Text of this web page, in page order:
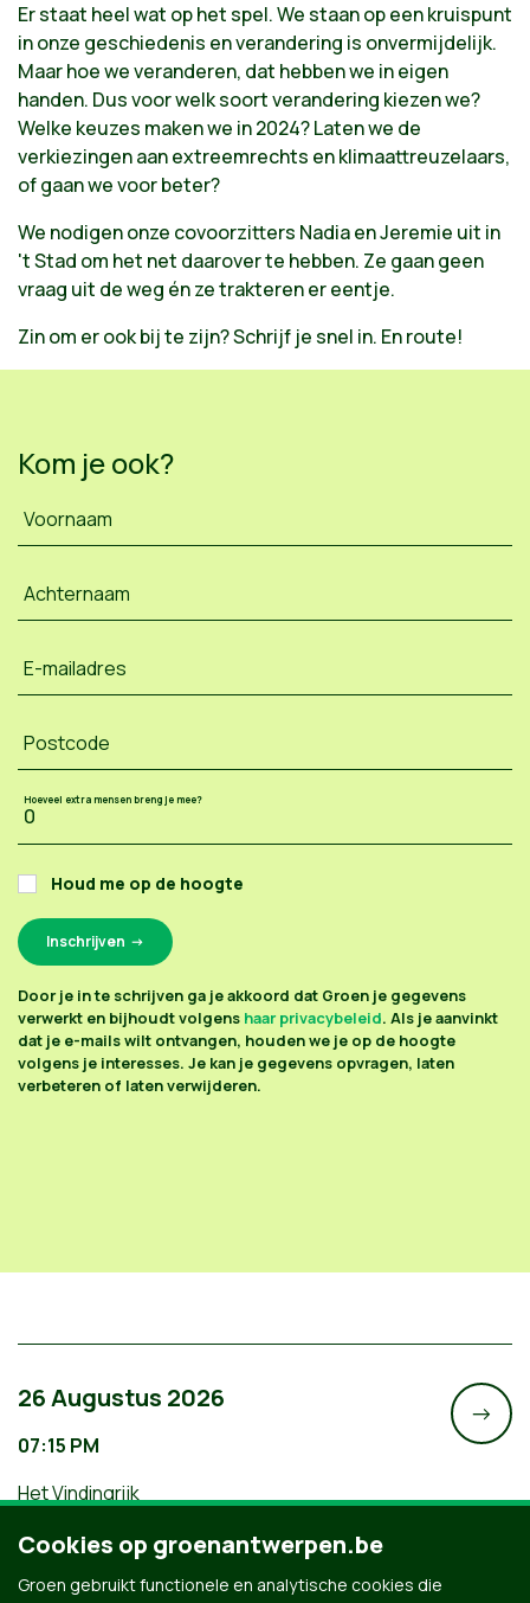
Er staat heel wat op het spel. We staan op een kruispunt
in onze geschiedenis en verandering is onvermijdelijk.
Maar hoe we veranderen, dat hebben we in eigen
handen. Dus voor welk soort verandering kiezen we?
Welke keuzes maken we in 2024?Laten we de
verkiezingen aan extreemrechts en klimaattreuzelaars,
of gaan we voor beter?
We nodigen onze covoorzitters Nadia en Jeremie uit in
't Stad om het net daarover te hebben. Ze gaan geen
vraag uit de weg én ze trakteren er eentje.
Zin om er ook bij te zijn? Schrijf je snel in. En route!
Kom je ook?
Voornaam
Achternaam
E-mailadres
Postcode
Hoeveel extra mensen breng je mee?
Houd me op de hoogte
Door je in te schrijven ga je akkoord dat Groen je gegevens
verwerkt en bijhoudt volgens haar privacybeleid. Als je aanvinkt
dat je e-mails wilt ontvangen, houden we je op de hoogte
volgens je interesses. Je kan je gegevens opvragen, laten
verbeteren of laten verwijderen.
26 Augustus 2026
07:15 PM
Het Vindingrijk
Filmavond: Een Gemeenschap van
Leven
->
Cookies op groenantwerpen.be
Groen gebruikt functionele en analytische cookies die